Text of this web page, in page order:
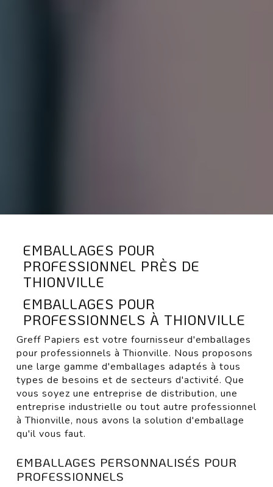
EMBALLAGES POUR
PROFESSIONNEL PRÈS DE
THIONVILLE
EMBALLAGES POUR
PROFESSIONNELS À THIONVILLE
Greff Papiers est votre fournisseur d'emballages
pour professionnels à Thionville. Nous proposons
une large gamme d'emballages adaptés à tous
types de besoins et de secteurs d'activité. Que
vous soyez une entreprise de distribution, une
entreprise industrielle ou tout autre professionnel
à Thionville, nous avons la solution d'emballage
qu'il vous faut.
EMBALLAGES PERSONNALISÉS POUR
PROFESSIONNELS